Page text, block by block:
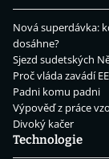
Nová superdávka:
dosáhne?
Sjezd sudetských
Proč vláda zavádí
Padni komu padni
Výpověď z práce
Divoký kačer
Technologie